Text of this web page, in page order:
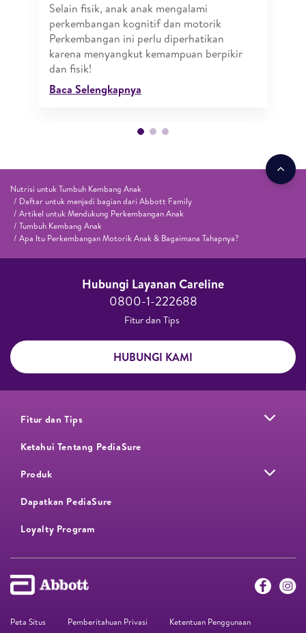
Selain fisik, anak anak mengalami
perkembangan kognitif dan motorik
Perkembangan ini perlu diperhatikan
karena menyangkut kemampuan berpikir
dan fisik!
Baca Selengkapnya
Nutrisi untuk Tumbuh Kembang Anak
Daftar untuk menjadi bagian dari Abbott Family
Artikel untuk Mendukung Perkembangan Anak
Tumbuh Kembang Anak
Apa Itu Perkembangan Motorik Anak & Bagaimana Tahapnya?
Hubungi Layanan Careline​
0800-1-222688​
Fitur dan Tips ​
HUBUNGI KAMI
Fitur dan Tips
Ketahui Tentang PediaSure
Produk
Dapatkan PediaSure
Loyalty Program​
Peta Situs Pemberitahuan Privasi Ketentuan Penggunaan